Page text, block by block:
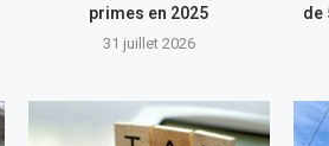
primes en 2025
31 juillet 2026
de